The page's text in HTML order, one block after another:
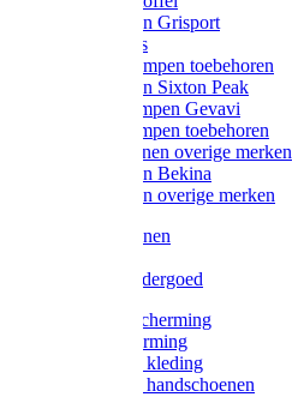
Werklaarzen Grisport
Accessoires
Houten klompen toebehoren
Werklaarzen Sixton Peak
Schoenklompen Gevavi
Schoenklompen toebehoren
Werkschoenen overige merken
Werklaarzen Bekina
Werklaarzen overige merken
Handschoenen
Thermo ondergoed
Gehoorbescherming
Oogbescherming
Disposable kleding
Disposable handschoenen